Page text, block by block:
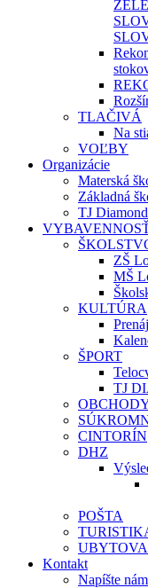
TLAČIVÁ
Na
VOĽBY
Organizácie
Materská
Základná
TJ
ZŠ
MŠ
KULTÚRA
ŠPORT
TJ
CINTORÍN
DHZ
POŠTA
Kontakt
Napíšte nám